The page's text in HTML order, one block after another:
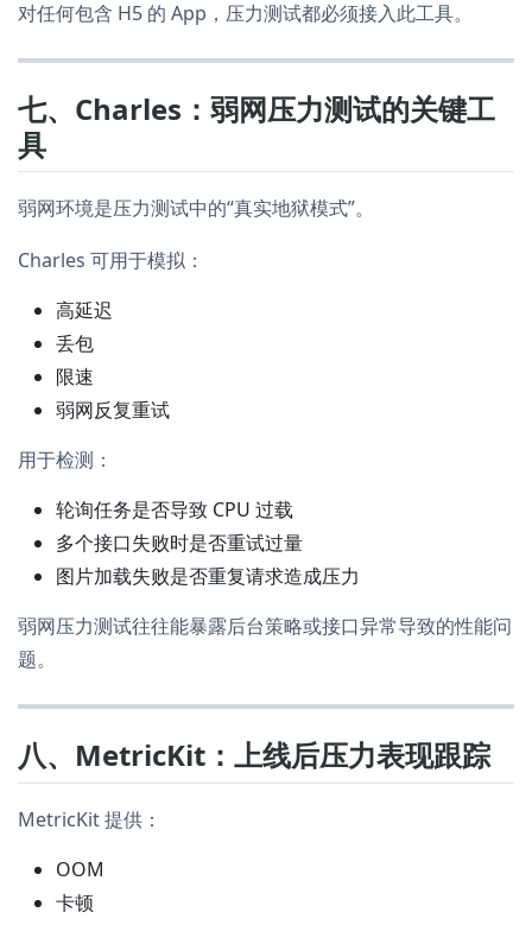
对任何包含 H5 的 App，压力测试都必须接入此工具。
七、Charles：弱网压力测试的关键工
具
弱网环境是压力测试中的“真实地狱模式”。
Charles 可用于模拟：
高延迟
丢包
限速
弱网反复重试
用于检测：
轮询任务是否导致 CPU 过载
多个接口失败时是否重试过量
图片加载失败是否重复请求造成压力
弱网压力测试往往能暴露后台策略或接口异常导致的性能问
题。
八、MetricKit：上线后压力表现跟踪
MetricKit 提供：
OOM
卡顿